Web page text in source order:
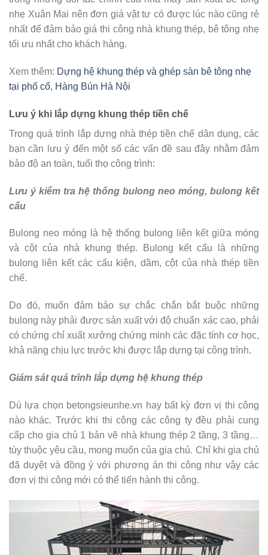
nhẹ Xuân Mai nên đơn giá vật tư có được lúc nào cũng rẻ
nhất để đảm bảo giá thi công nhà khung thép, bê tông nhẹ
tối ưu nhất cho khách hàng.
Xem thêm: Dựng hệ khung thép và ghép sàn bê tông nhẹ
tại phố cổ, Hàng Bún Hà Nội
Lưu ý khi lắp dựng khung thép tiền chế
Trong quá trình lắp dựng nhà thép tiền chế dân dụng, các
bạn cần lưu ý đến một số các vấn đề sau đây nhằm đảm
bảo độ an toàn, tuổi thọ công trình:
Lưu ý kiểm tra hệ thống bulong neo móng, bulong kết
cấu
Bulong neo móng là hệ thống bulong liên kết giữa móng
và cột của nhà khung thép. Bulong kết cấu là những
bulong liên kết các cấu kiện, dầm, cột của nhà thép tiền
chế.
Do đó, muốn đảm bảo sự chắc chắn bắt buộc những
bulong này phải được sản xuất với độ chuẩn xác cao, phải
có chứng chỉ xuất xưởng chứng minh các đặc tính cơ học,
khả năng chịu lực trước khi được lắp dựng tại công trình.
Giám sát quá trình lắp dựng hệ khung thép
Dù lựa chọn betongsieunhe.vn hay bất kỳ đơn vị thi công
nào khác. Trước khi thi công các công ty đều phải cung
cấp cho gia chủ 1 bản vẽ nhà khung thép 2 tầng, 3 tầng…
tùy thuộc yêu cầu, mong muốn của gia chủ. Chỉ khi gia chủ
đã duyệt và đồng ý với phương án thi công như vậy các
đơn vị thi công mới có thể tiến hành thi công.